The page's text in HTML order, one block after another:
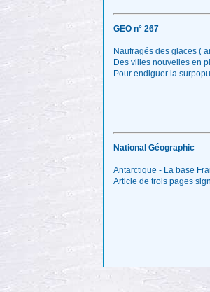
GEO n° 267
Naufragés des glaces (
Des villes nouvelles en
Pour endiguer la
National Géographic
Antarctique - La base
Article de trois pages